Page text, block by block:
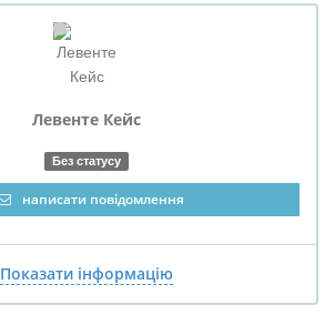
Левенте Кейс
Без статусу
написати повідомлення
Показати інформацію